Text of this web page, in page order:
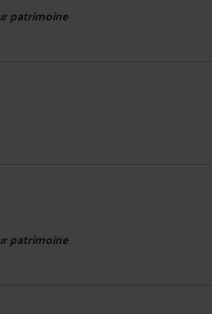
patrimoine
patrimoine